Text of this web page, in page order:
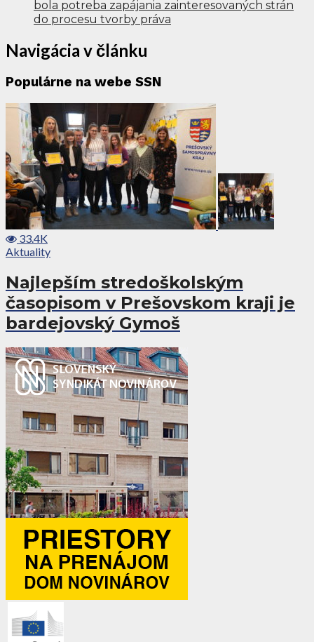
bola potreba zapájania zainteresovaných strán
do procesu tvorby práva
Navigácia v článku
Populárne na webe SSN
33.4K
Aktuality
Najlepším stredoškolským
časopisom v Prešovskom kraji je
bardejovský Gymoš